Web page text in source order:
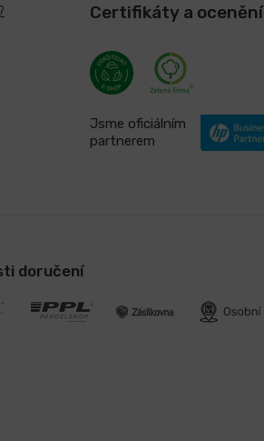
Certifikáty a ocenění
Jsme oficiálním
partnerem
doručení